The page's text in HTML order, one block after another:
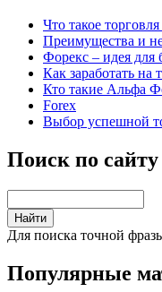
Что такое
Преимущества и
Форекс – идея для
Как заработать на
Кто такие Альфа
Forex
Выбор успешной
Поиск по сайту
Для поиска точной
Популярные